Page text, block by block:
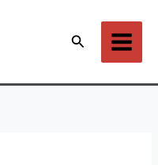
Pesquisar